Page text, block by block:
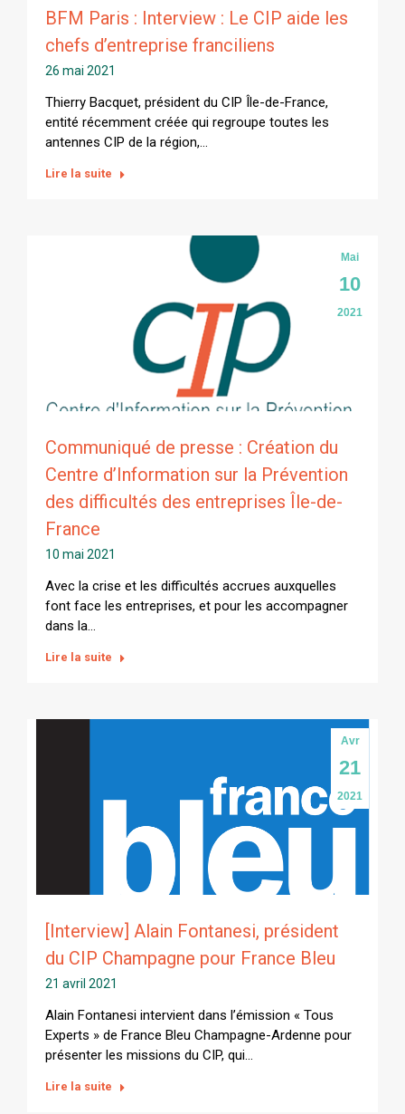
BFM Paris : Interview : Le CIP aide les
chefs d’entreprise franciliens
26 mai 2021
Thierry Bacquet, président du CIP Île-de-France,
entité récemment créée qui regroupe toutes les
antennes CIP de la région,…
Lire la suite
Mai
10
2021
Communiqué de presse : Création du
Centre d’Information sur la Prévention
des difficultés des entreprises Île-de-
France
10 mai 2021
Avec la crise et les difficultés accrues auxquelles
font face les entreprises, et pour les accompagner
dans la…
Lire la suite
Avr
21
2021
[Interview] Alain Fontanesi, président
du CIP Champagne pour France Bleu
21 avril 2021
Alain Fontanesi intervient dans l’émission « Tous
Experts » de France Bleu Champagne-Ardenne pour
présenter les missions du CIP, qui…
Lire la suite